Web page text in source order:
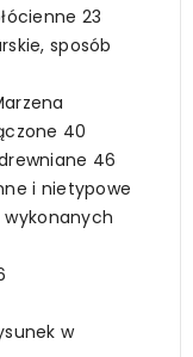
23
sposób
40
46
i nietypowe
w